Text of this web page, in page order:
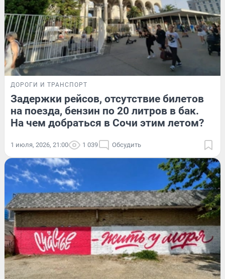
ДОРОГИ И ТРАНСПОРТ
Задержки рейсов, отсутствие билетов
на поезда, бензин по 20 литров в бак.
На чем добраться в Сочи этим летом?
1 июля, 2026, 21:00 1 039 Обсудить